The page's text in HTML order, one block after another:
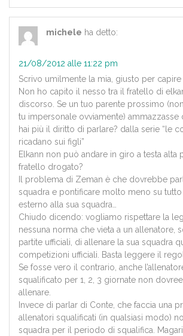
michele ha detto:
21/08/2012 alle 11:22 pm
Scrivo umilmente la mia, giusto per
Non ho capito il nesso tra il fratello di
discorso. Se un tuo parente prossimo
tu impersonale ovviamente) ammazzasse
hai più il diritto di parlare? dalla serie “le
ricadano sui figli”
Elkann non può andare in giro a testa alta
fratello drogato?
Il problema di Zeman è che dovrebbe
squadra e pontificare molto meno su
esterno alla sua squadra…
Chiudo dicendo: vogliamo rispettare la
nessuna norma che vieta a un allenatore,
partite ufficiali, di allenare la sua squadra
competizioni ufficiali. Basta leggere il
Se fosse vero il contrario, anche
squalificato per 1, 2, 3 giornate non
allenare.
Invece di parlar di Conte, che faccia una
allenatori squalificati (in qualsiasi modo)
squadra per il periodo di squalifica.